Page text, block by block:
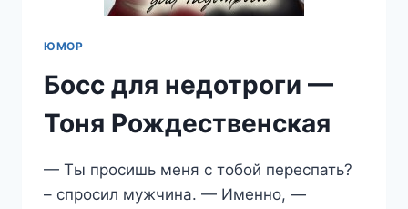
ЮМОР
Босс для недотроги —
Тоня Рождественская
— Ты просишь меня с тобой переспать?
– спросил мужчина. — Именно, —